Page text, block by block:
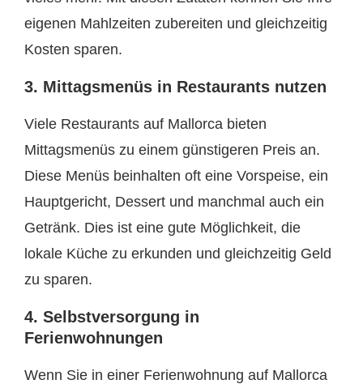
eigenen Mahlzeiten zubereiten und gleichzeitig
Kosten sparen.
3. Mittagsmenüs in Restaurants nutzen
Viele Restaurants auf Mallorca bieten
Mittagsmenüs zu einem günstigeren Preis an.
Diese Menüs beinhalten oft eine Vorspeise, ein
Hauptgericht, Dessert und manchmal auch ein
Getränk. Dies ist eine gute Möglichkeit, die
lokale Küche zu erkunden und gleichzeitig Geld
zu sparen.
4. Selbstversorgung in
Ferienwohnungen
Wenn Sie in einer Ferienwohnung auf Mallorca